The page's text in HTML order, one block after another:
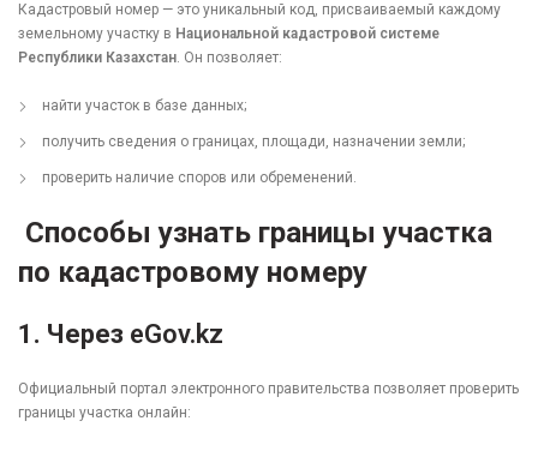
Кадастровый номер — это уникальный код, присваиваемый каждому
земельному участку в Национальной кадастровой системе
Республики Казахстан. Он позволяет:
найти участок в базе данных;
получить сведения о границах, площади, назначении земли;
проверить наличие споров или обременений.
Способы узнать границы участка
по кадастровому номеру
1. Через eGov.kz
Официальный портал электронного правительства позволяет проверить
границы участка онлайн: